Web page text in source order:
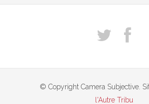
© Copyright Camera Subjective.
l'Autre Tribu